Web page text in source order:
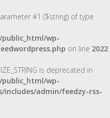
#1 ($string) of type
wp-
on line 2022
is deprecated in
wp-
admin/feedzy-rss-